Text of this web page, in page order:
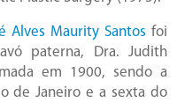
Alves Maurity Santos foi
paterna, Dra. Judith
em 1900, sendo a
de Janeiro e a sexta do